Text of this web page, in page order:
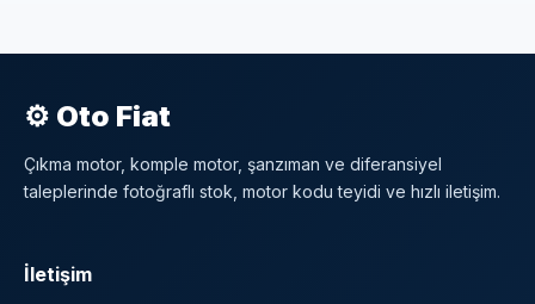
⚙ Oto Fiat
Çıkma motor, komple motor, şanzıman ve diferansiyel
taleplerinde fotoğraflı stok, motor kodu teyidi ve hızlı iletişim.
İletişim